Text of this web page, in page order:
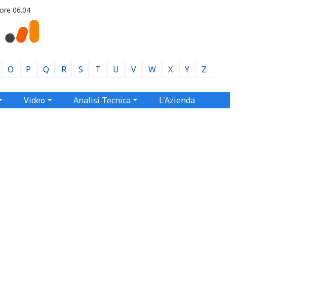
06.04
O P Q R S T U V W X Y Z
Video Analisi Tecnica L'Azienda